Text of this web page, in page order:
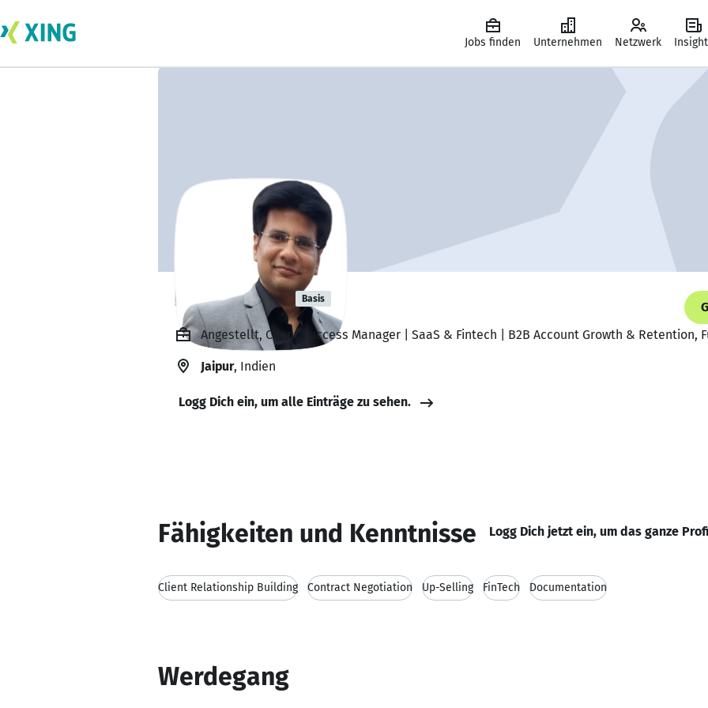
Jobs finden Unternehmen Netzwerk
Rishav garg Basis
Angestellt, Client Success Manager | SaaS & Fintech | B2B Account Growth & Retention,
Jaipur, Indien
Logg Dich ein, um alle Einträge zu sehen.
Fähigkeiten und Kenntnisse Logg Dich jetzt ein, um das ganze
Client Relationship Building Contract Negotiation Up-Selling FinTech Documentation
Werdegang